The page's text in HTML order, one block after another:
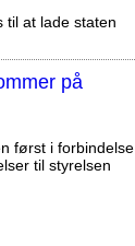
til at lade staten
på
først i forbindelse
til styrelsen